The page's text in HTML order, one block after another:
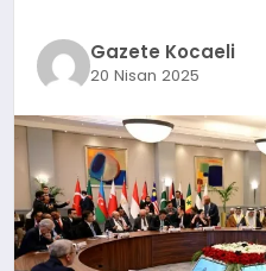
YAŞAM
SAĞLIK
EĞITIM
Gazete Kocaeli
20 Nisan 2025